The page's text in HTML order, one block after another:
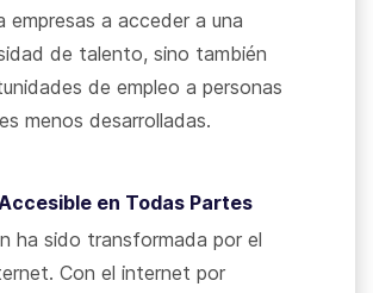
empresas a acceder a una
de talento, sino también
de empleo a personas
menos desarrolladas.
en Todas Partes
ha sido transformada por el
Con el internet por